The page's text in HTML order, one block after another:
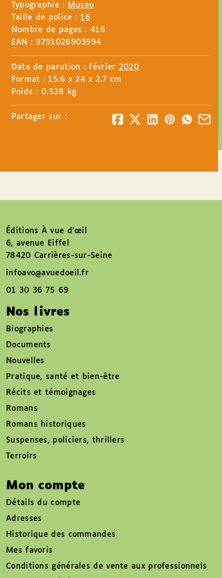
Typographie : Museo
Taille de police : 16
Nombre de pages : 416
EAN : 9791026903994
Date de parution : février 2020
Format : 15.6 x 24 x 2.7 cm
Poids : 0.528 kg
Partager sur :
Éditions À vue d’œil
6, avenue Eiffel
78420 Carrières-sur-Seine
infoavo@avuedoeil.fr
01 30 36 75 69
Nos livres
Biographies
Documents
Nouvelles
Pratique, santé et bien-être
Récits et témoignages
Romans
Romans historiques
Suspenses, policiers, thrillers
Terroirs
Mon compte
Détails du compte
Adresses
Historique des commandes
Mes favoris
Conditions générales de vente aux professionnels